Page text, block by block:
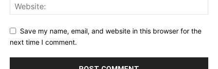
Save my name, email, and website in this browser for the
next time I comment.